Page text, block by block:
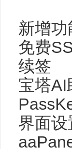
新增功
免费
续签
宝塔AI
界面